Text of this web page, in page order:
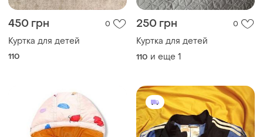
450 грн 0
Куртка для детей
110
250 грн 0
Куртка для детей
110 и еще 1